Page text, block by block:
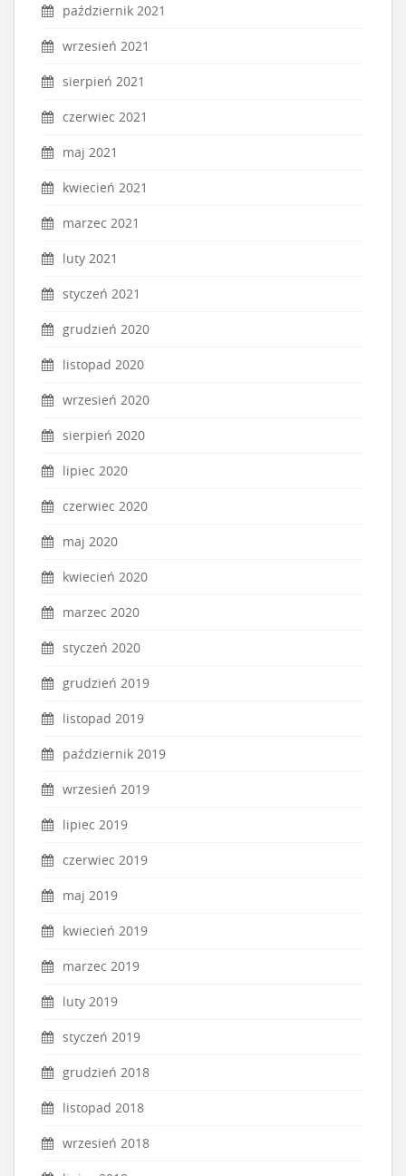
październik 2021
wrzesień 2021
sierpień 2021
czerwiec 2021
maj 2021
kwiecień 2021
marzec 2021
luty 2021
styczeń 2021
grudzień 2020
listopad 2020
wrzesień 2020
sierpień 2020
lipiec 2020
czerwiec 2020
maj 2020
kwiecień 2020
marzec 2020
styczeń 2020
grudzień 2019
listopad 2019
październik 2019
wrzesień 2019
lipiec 2019
czerwiec 2019
maj 2019
kwiecień 2019
marzec 2019
luty 2019
styczeń 2019
grudzień 2018
listopad 2018
wrzesień 2018